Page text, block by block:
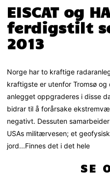
EISCAT og
ferdigstilt
2013
Norge har to kraftige
kraftigste er utenfor Tromsø
anlegget oppgraderes i disse
bidrar til å forårsake
negativt. Dessuten
USAs militærvesen; et
jord...Finnes det i det hele
SE